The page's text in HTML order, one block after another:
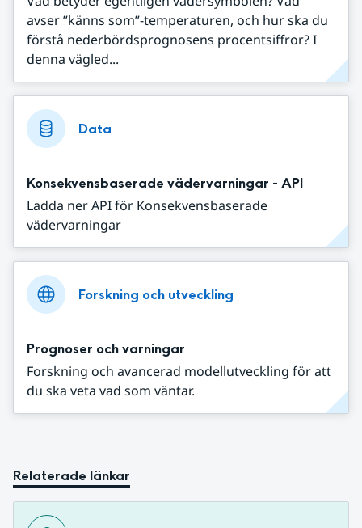
avser ”känns som”-temperaturen, och hur ska du
förstå nederbördsprognosens procentsiffror? I
denna vägled...
Data
Konsekvensbaserade vädervarningar - API
Ladda ner API för Konsekvensbaserade
vädervarningar
Forskning och utveckling
Prognoser och varningar
Forskning och avancerad modellutveckling för att
du ska veta vad som väntar.
Relaterade länkar